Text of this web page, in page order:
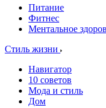
Питание
Фитнес
Ментальное
Стиль жизни
Навигатор
10 советов
Мода и стиль
Дом